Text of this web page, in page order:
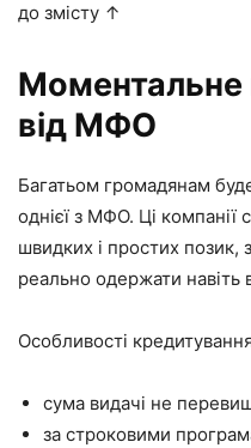
до змісту ↑
Моментальне
від МФО
Багатьом громадянам
однієї з МФО. Ці компанії
швидких і простих
реально одержати навіть
Особливості
сума видачі не
за строковими